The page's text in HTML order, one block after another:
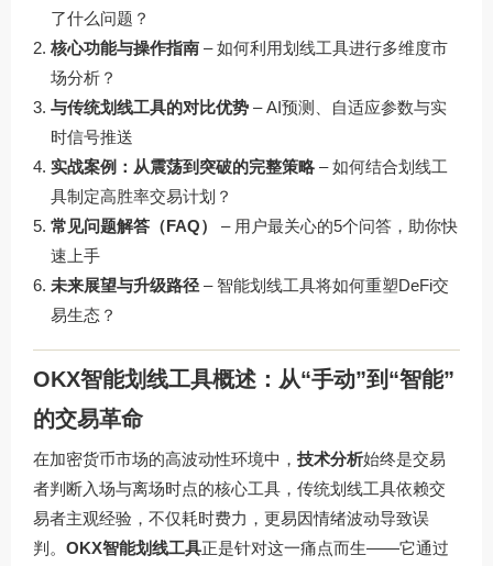
了什么问题？
核心功能与操作指南 – 如何利用划线工具进行多维度市
场分析？
与传统划线工具的对比优势 – AI预测、自适应参数与实
时信号推送
实战案例：从震荡到突破的完整策略 – 如何结合划线工
具制定高胜率交易计划？
常见问题解答（FAQ）
– 用户最关心的5个问答，助你快
速上手
未来展望与升级路径 – 智能划线工具将如何重塑DeFi交
易生态？
OKX智能划线工具概述：从“手动”到“智能”
的交易革命
在加密货币市场的高波动性环境中， 技术分析始终是交易
者判断入场与离场时点的核心工具，传统划线工具依赖交
易者主观经验，不仅耗时费力，更易因情绪波动导致误
判。 OKX智能划线工具正是针对这一痛点而生——它通过